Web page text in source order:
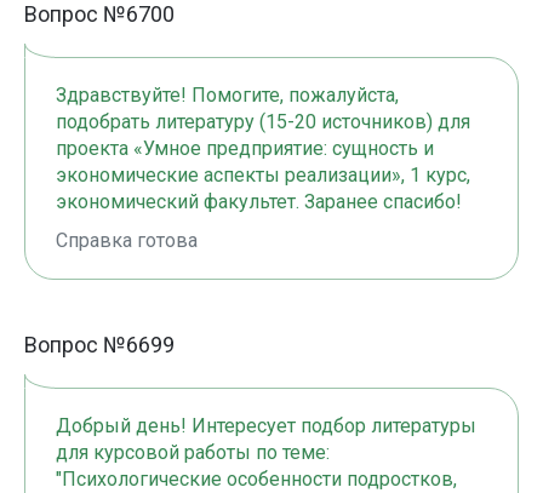
Вопрос №6700
Здравствуйте! Помогите, пожалуйста,
подобрать литературу (15-20 источников) для
проекта «Умное предприятие: сущность и
экономические аспекты реализации», 1 курс,
экономический факультет. Заранее спасибо!
Справка готова
Вопрос №6699
Добрый день! Интересует подбор литературы
для курсовой работы по теме:
"Психологические особенности подростков,